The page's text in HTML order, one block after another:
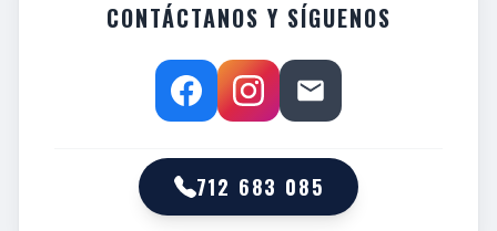
CONTÁCTANOS Y SÍGUENOS
712 683 085